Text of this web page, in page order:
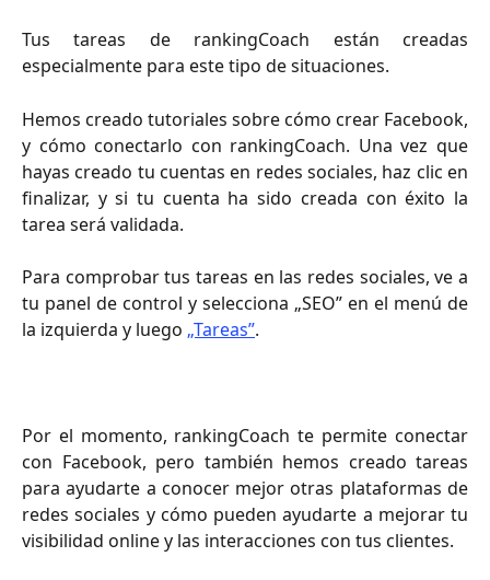
Tus tareas de rankingCoach están creadas
especialmente para este tipo de situaciones.
Hemos creado tutoriales sobre cómo crear Facebook,
y cómo conectarlo con rankingCoach. Una vez que
hayas creado tu cuentas en redes sociales, haz clic en
finalizar, y si tu cuenta ha sido creada con éxito la
tarea será validada.
Para comprobar tus tareas en las redes sociales, ve a
tu panel de control y selecciona „SEO” en el menú de
la izquierda y luego „Tareas”.
Por el momento, rankingCoach te permite conectar
con Facebook, pero también hemos creado tareas
para ayudarte a conocer mejor otras plataformas de
redes sociales y cómo pueden ayudarte a mejorar tu
visibilidad online y las interacciones con tus clientes.